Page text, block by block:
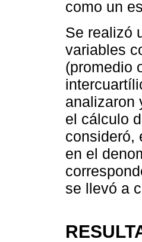
como un
Se realizó
variables
(promedio
analizaron
el cálculo
consideró,
en el
se llevó a